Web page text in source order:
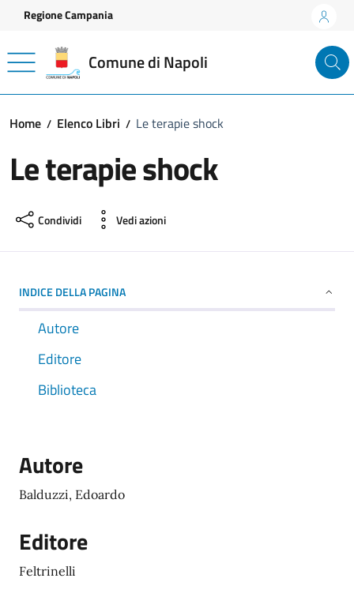
Vai ai contenuti
Vai al footer
Regione Campania
Comune di Napoli
Home Elenco Libri Le terapie shock
Le terapie shock
Condividi Vedi azioni
INDICE DELLA PAGINA
Autore
Editore
Biblioteca
Autore
Balduzzi, Edoardo
Editore
Feltrinelli